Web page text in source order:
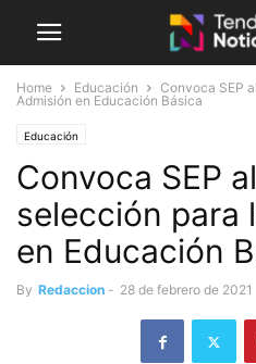
Home Educación
Convoca SEP
Admisión en Educación Básica
Educación
Convoca SEP
selección para
en Educación
By Redaccion - 28 de febrero de 2021